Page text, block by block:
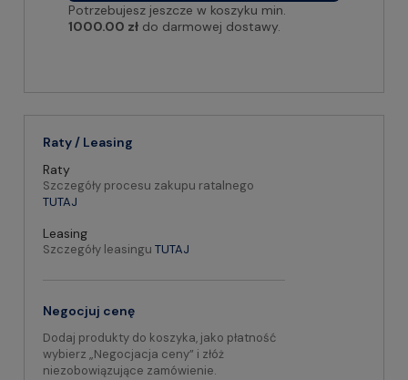
Potrzebujesz jeszcze w koszyku min.
1000.00 zł do darmowej dostawy.
Raty / Leasing
Raty
Szczegóły procesu zakupu ratalnego
TUTAJ
Leasing
Szczegóły leasingu TUTAJ
Negocjuj cenę
Dodaj produkty do koszyka, jako płatność
wybierz „Negocjacja ceny” i złóż
niezobowiązujące zamówienie.